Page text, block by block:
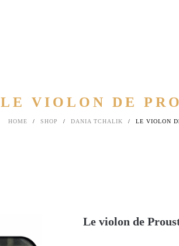
LE VIOLON DE
HOME / SHOP / DANIA TCHALIK / LE VIOLON
Le violon de